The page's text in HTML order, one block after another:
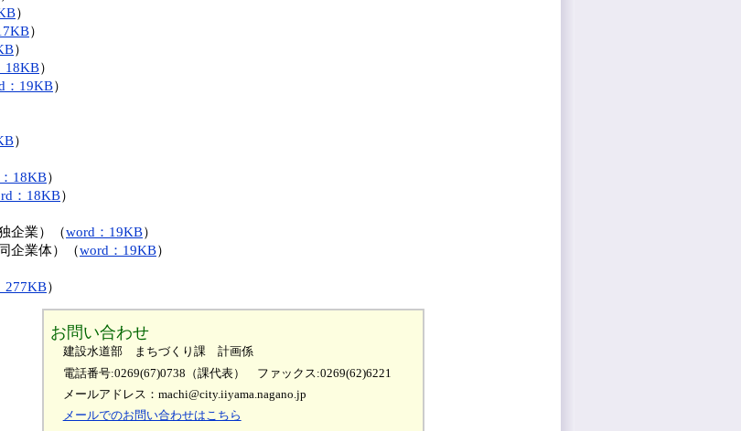
）
）
）
18KB）
：19KB）
）
18KB）
：18KB）
企業）（word：19KB）
企業体）（word：19KB）
277KB）
お問い合わせ
建設水道部 まちづくり課 計画係
電話番号:0269(67)0738（課代表） ファックス:0269(62)6221
メールアドレス：machi@city.iiyama.nagano.jp
メールでのお問い合わせはこちら